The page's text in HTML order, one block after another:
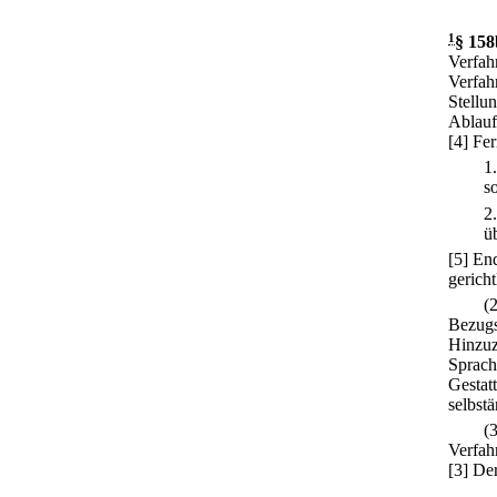
1 §
[4]
[5]
[3]